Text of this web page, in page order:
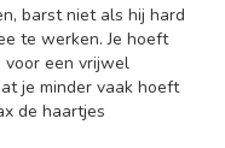
barst niet als hij hard
te werken. Je hoeft
voor een vrijwel
je minder vaak hoeft
de haartjes